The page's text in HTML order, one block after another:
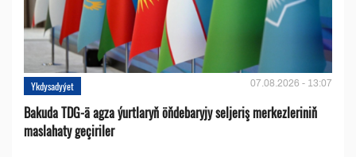
Ykdysadyýet 07.08.2026 - 13:07
Bakuda TDG-ä agza ýurtlaryň öňdebaryjy seljeriş merkezleriniň
maslahaty geçiriler